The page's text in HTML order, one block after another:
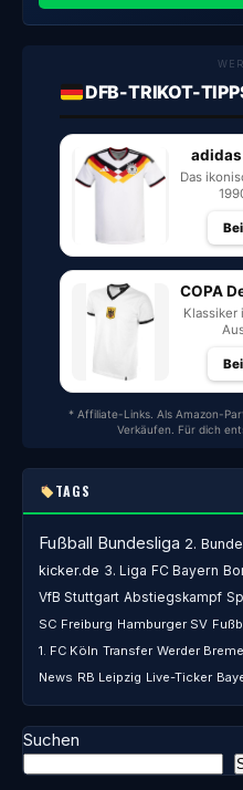
DFB-TRIKOT-
Das
COPA
Klassiker
* Affiliate-Links. Als Amazon-
Verkäufen. Für dich
TAGS
Fußball Bundesliga 2.
kicker.de 3. Liga FC Bayern
VfB Stuttgart Abstiegskampf
SC Freiburg Hamburger SV
1. FC Köln Transfer Werder
News RB Leipzig Live-Ticker
Suchen